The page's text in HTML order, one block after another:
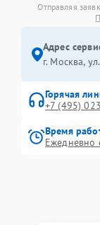
Отправляя
Адрес
г. Москва,
Горячая
+7 (495)
Время
Ежедневно